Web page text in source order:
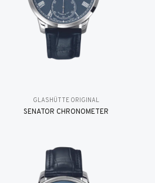
GLASHÜTTE ORIGINAL
SENATOR CHRONOMETER